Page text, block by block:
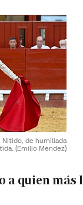
Nitido, de humillada
(Emilio Mendez)
a quien más